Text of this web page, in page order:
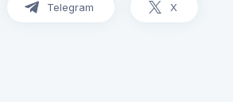
Telegram X